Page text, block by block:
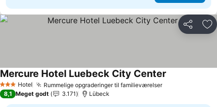
Del
3 StjernerHotel Rummelige opgraderinger til familieværelser
Mercure Hotel Luebeck City Center
8,1 Meget godt 3.171 Lübeck